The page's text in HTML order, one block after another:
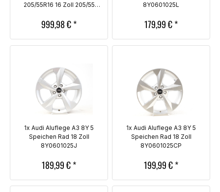
205/55R16 16 Zoll 205/55
999,98€*
8Y0601025L
179,99€*
1x Audi Aluflege A3 8Y 5
Speichen Rad 18 Zoll
8Y0601025J
189,99€*
1x Audi Aluflege A3 8Y 5
Speichen Rad 18 Zoll
8Y0601025CP
199,99€*